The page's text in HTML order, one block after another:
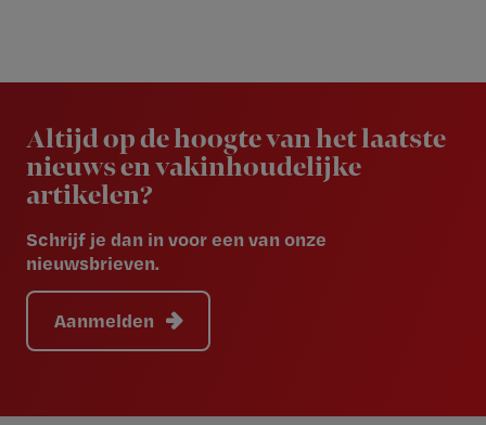
Altijd op de hoogte van het laatste
nieuws en vakinhoudelijke
artikelen?
Schrijf je dan in voor een van onze
nieuwsbrieven.
Aanmelden